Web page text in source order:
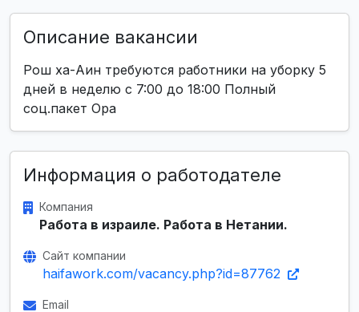
Описание вакансии
Рош ха-Аин требуются работники на уборку 5
дней в неделю с 7:00 до 18:00 Полный
соц.пакет Ора
Информация о работодателе
Компания
Работа в израиле. Работа в Нетании.
Сайт компании
haifawork.com/vacancy.php?id=87762
Email